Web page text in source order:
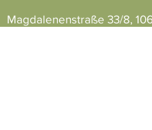
Magdalenenstraße 33/8,